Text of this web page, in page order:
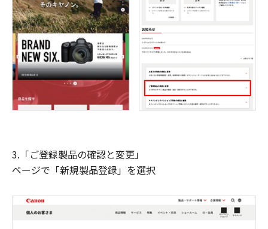
3.「ご登録製品の確認と変更」
ページで「新規製品登録」を選択